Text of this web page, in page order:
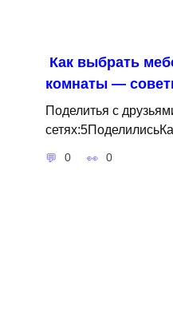
Как выбрать
комнаты —
Поделитья с
0 0